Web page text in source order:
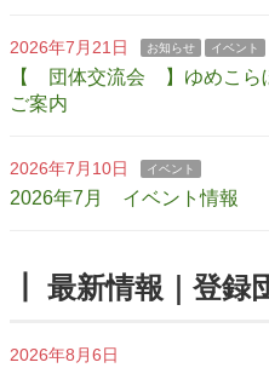
2026年7月21日 お知らせ イベント
【 団体交流会 】ゆめこら
ご案内
2026年7月10日 イベント
2026年7月 イベント情報
┃ 最新情報｜登録
2026年8月6日